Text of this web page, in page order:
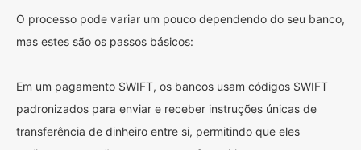
O processo pode variar um pouco dependendo do seu banco,
mas estes são os passos básicos:
Em um pagamento SWIFT, os bancos usam códigos SWIFT
padronizados para enviar e receber instruções únicas de
transferência de dinheiro entre si, permitindo que eles